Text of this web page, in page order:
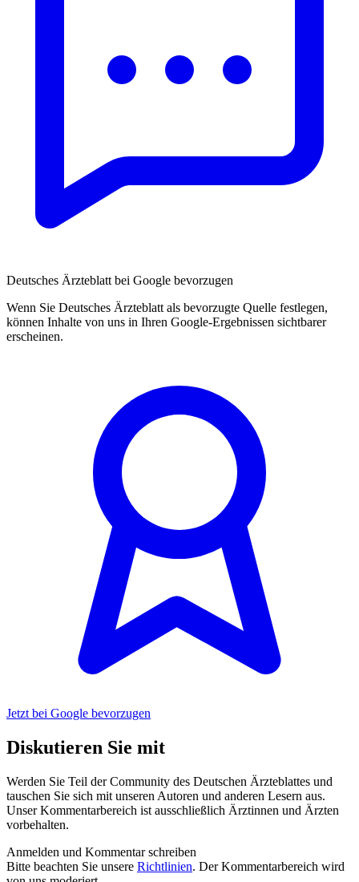
Deutsches Ärzteblatt bei Google bevorzugen
Wenn Sie Deutsches Ärzteblatt als bevorzugte Quelle festlegen,
können Inhalte von uns in Ihren Google-Ergebnissen sichtbarer
erscheinen.
Jetzt bei Google bevorzugen
Diskutieren Sie mit
Werden Sie Teil der Community des Deutschen Ärzteblattes und
tauschen Sie sich mit unseren Autoren und anderen Lesern aus.
Unser Kommentarbereich ist ausschließlich Ärztinnen und Ärzten
vorbehalten.
Anmelden und Kommentar schreiben
Bitte beachten Sie unsere Richtlinien. Der Kommentarbereich wird